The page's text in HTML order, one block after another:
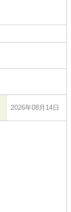
2026年08月14日